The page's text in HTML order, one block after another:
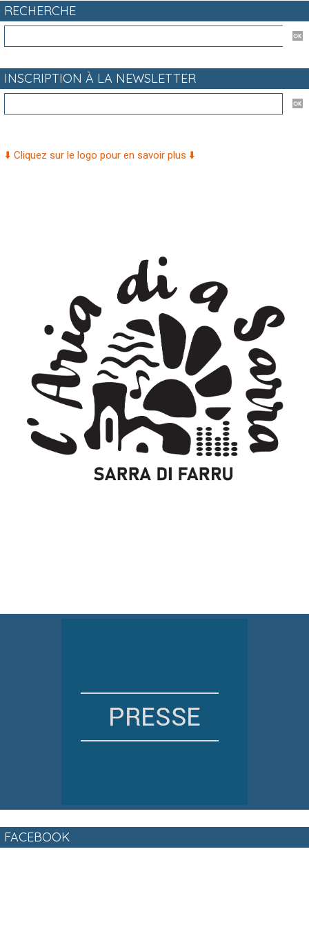
RECHERCHE
INSCRIPTION À LA NEWSLETTER
⬇️ Cliquez sur le logo pour en savoir plus ⬇️
FACEBOOK